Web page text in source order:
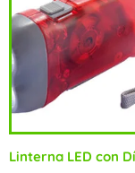
Linterna LED con